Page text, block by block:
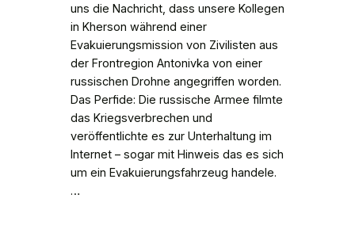
uns die Nachricht, dass unsere Kollegen
in Kherson während einer
Evakuierungsmission von Zivilisten aus
der Frontregion Antonivka von einer
russischen Drohne angegriffen worden.
Das Perfide: Die russische Armee filmte
das Kriegsverbrechen und
veröffentlichte es zur Unterhaltung im
Internet – sogar mit Hinweis das es sich
um ein Evakuierungsfahrzeug handele.
…